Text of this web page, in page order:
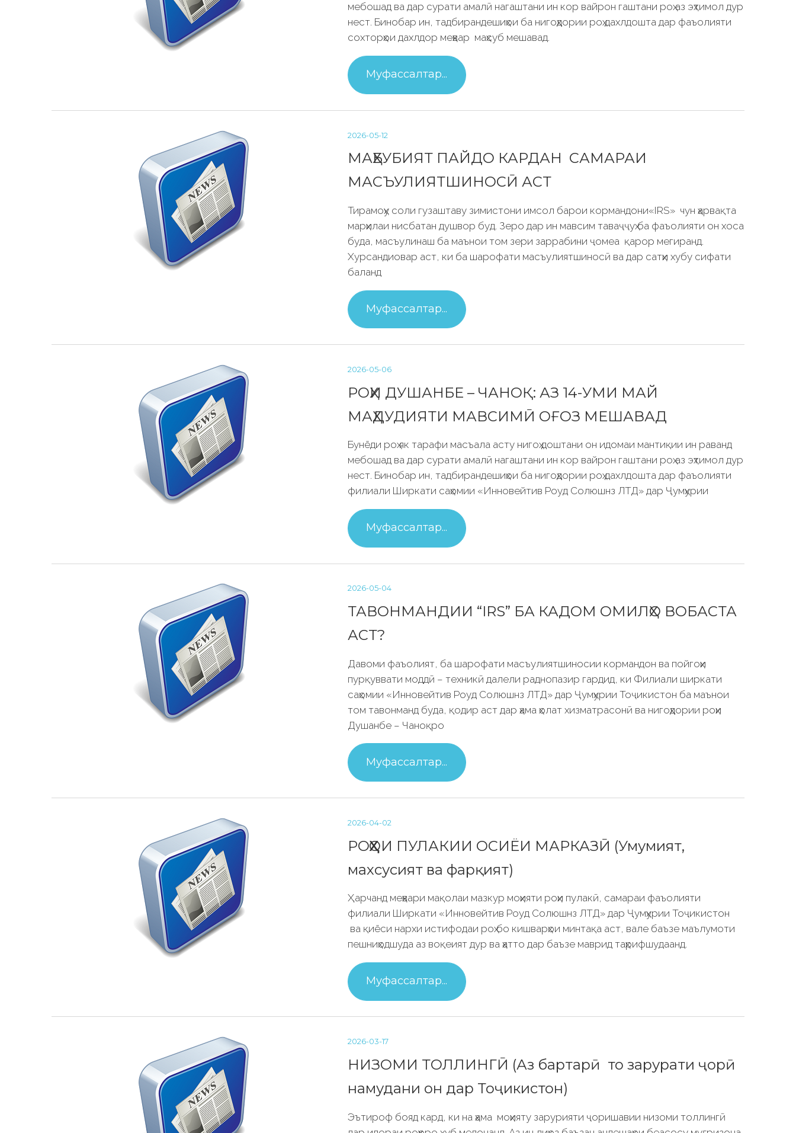
мебошад ва дар сурати амалӣ нагаштани ин кор вайрон гаштани роҳ аз эҳтимол дур
нест. Бинобар ин, тадбирандешиҳои ба нигоҳдории роҳ дахлдошта дар фаъолияти
сохторҳои дахлдор меҳвар маҳсуб мешавад.
Муфассалтар...
2026-05-12
МАҲБУБИЯТ ПАЙДО КАРДАН САМАРАИ
МАСЪУЛИЯТШИНОСӢ АСТ
Тирамоҳу соли гузаштаву зимистони имсол барои кормандони«IRS» чун ҳарвақта
марҳилаи нисбатан душвор буд. Зеро дар ин мавсим таваҷҷуҳ ба фаъолияти он хоса
буда, масъулинаш ба маънои том зери заррабини ҷомеа қарор мегиранд.
Хурсандиовар аст, ки ба шарофати масъулиятшиносӣ ва дар сатҳи хубу сифати
баланд
Муфассалтар...
2026-05-06
РОҲИ ДУШАНБЕ – ЧАНОҚ: АЗ 14-УМИ МАЙ
МАҲДУДИЯТИ МАВСИМӢ ОҒОЗ МЕШАВАД
Бунёди роҳ як тарафи масъала асту нигоҳ доштани он идомаи мантиқии ин раванд
мебошад ва дар сурати амалӣ нагаштани ин кор вайрон гаштани роҳ аз эҳтимол дур
нест. Бинобар ин, тадбирандешиҳои ба нигоҳдории роҳ дахлдошта дар фаъолияти
филиали Ширкати саҳомии «Инновейтив Роуд Солюшнз ЛТД» дар Ҷумҳурии
Муфассалтар...
2026-05-04
ТАВОНМАНДИИ “IRS” БА КАДОМ ОМИЛҲО ВОБАСТА
АСТ?
Давоми фаъолият, ба шарофати масъулиятшиносии кормандон ва пойгоҳи
пурқуввати моддӣ – техникӣ далели раднопазир гардид, ки Филиали ширкати
саҳомии «Инновейтив Роуд Солюшнз ЛТД» дар Ҷумҳурии Тоҷикистон ба маънои
том тавонманд буда, қодир аст дар ҳама ҳолат хизматрасонӣ ва нигоҳдории роҳи
Душанбе – Чаноқро
Муфассалтар...
2026-04-02
РОҲҲОИ ПУЛАКИИ ОСИЁИ МАРКАЗӢ (Умумият,
махсусият ва фарқият)
Ҳарчанд меҳвари мақолаи мазкур моҳияти роҳи пулакӣ, самараи фаъолияти
филиали Ширкати «Инновейтив Роуд Солюшнз ЛТД» дар Ҷумҳурии Тоҷикистон
ва қиёси нархи истифодаи роҳ бо кишварҳои минтақа аст, вале баъзе маълумоти
пешниҳодшуда аз воқеият дур ва ҳатто дар баъзе маврид таҳрифшудаанд.
Муфассалтар...
2026-03-17
НИЗОМИ ТОЛЛИНГӢ (Аз бартарӣ то зарурати ҷорӣ
намудани он дар Тоҷикистон)
Эътироф бояд кард, ки на ҳама моҳияту зарурияти ҷоришавии низоми толлингӣ